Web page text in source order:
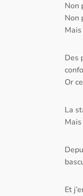
Non
Non
Des
Or
La
Et